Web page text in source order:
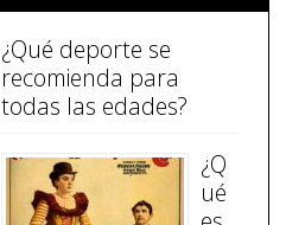
¿Qué deporte se
recomienda para
todas las edades?
¿Q
ué